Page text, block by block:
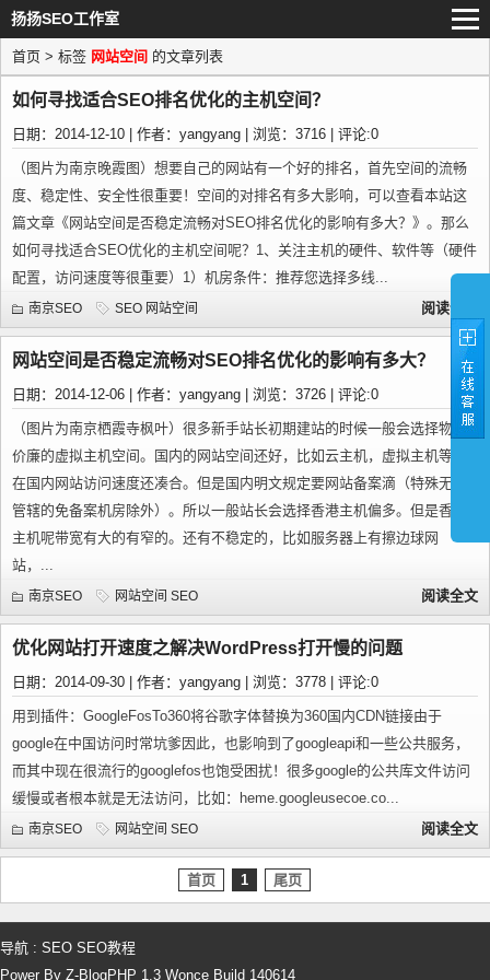
扬扬SEO工作室
首页 > 标签 网站空间 的文章列表
如何寻找适合SEO排名优化的主机空间？
日期：2014-12-10 | 作者：yangyang | 浏览：3716 | 评论:0
（图片为南京晚霞图）想要自己的网站有一个好的排名，首先空间的流畅
度、稳定性、安全性很重要！空间的对排名有多大影响，可以查看本站这
篇文章《网站空间是否稳定流畅对SEO排名优化的影响有多大？》。那么
如何寻找适合SEO优化的主机空间呢？1、关注主机的硬件、软件等（硬件
配置，访问速度等很重要）1）机房条件：推荐您选择多线...
南京SEO SEO 网站空间 阅读全文
网站空间是否稳定流畅对SEO排名优化的影响有多大？
日期：2014-12-06 | 作者：yangyang | 浏览：3726 | 评论:0
（图片为南京栖霞寺枫叶）很多新手站长初期建站的时候一般会选择物美
价廉的虚拟主机空间。国内的网站空间还好，比如云主机，虚拟主机等，
在国内网站访问速度还凑合。但是国内明文规定要网站备案滴（特殊无人
管辖的免备案机房除外）。所以一般站长会选择香港主机偏多。但是香港
主机呢带宽有大的有窄的。还有不稳定的，比如服务器上有擦边球网
站，...
南京SEO 网站空间 SEO 阅读全文
优化网站打开速度之解决WordPress打开慢的问题
日期：2014-09-30 | 作者：yangyang | 浏览：3778 | 评论:0
用到插件：GoogleFosTo360将谷歌字体替换为360国内CDN链接由于
google在中国访问时常坑爹因此，也影响到了googleapi和一些公共服务，
而其中现在很流行的googlefos也饱受困扰！很多google的公共库文件访问
缓慢或者根本就是无法访问，比如：heme.googleusecoe.co...
南京SEO 网站空间 SEO 阅读全文
首页 1 尾页
导航 : SEO SEO教程
Power By Z-BlogPHP 1.3 Wonce Build 140614